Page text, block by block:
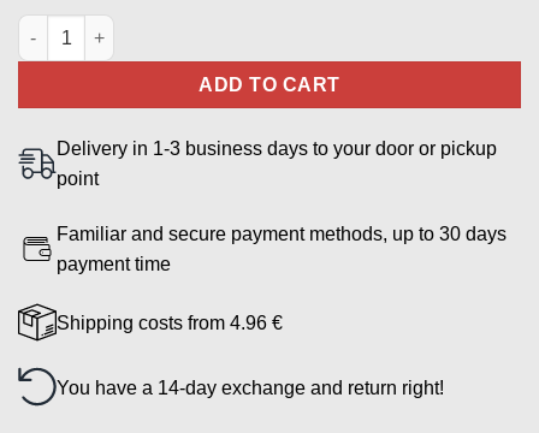
TETRA phone pouch for Airbus THR880i, black quantity
ADD TO CART
Delivery in 1-3 business days to your door or pickup
point
Familiar and secure payment methods, up to 30 days
payment time
Shipping costs from 4.96 €
You have a 14-day exchange and return right!